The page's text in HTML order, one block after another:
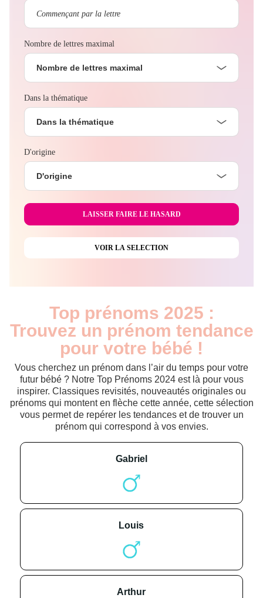
Nombre de lettres maximal
Nombre de lettres maximal
Dans la thématique
Dans la thématique
D'origine
D'origine
Top prénoms 2025 :
Trouvez un prénom tendance
pour votre bébé !
Vous cherchez un prénom dans l’air du temps pour votre
futur bébé ? Notre Top Prénoms 2024 est là pour vous
inspirer. Classiques revisités, nouveautés originales ou
prénoms qui montent en flèche cette année, cette sélection
vous permet de repérer les tendances et de trouver un
prénom qui correspond à vos envies.
gabriel
louis
arthur